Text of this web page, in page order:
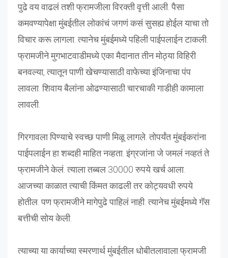
पुढे वय वाढलं तशी फ्रामजीला विरक्ती वृत्ती आली. पैसा
कमवण्यापेक्षा मुंबईतील लोकांचं जगणं कसं सुसह्य होईल याचा तो
विचार करू लागला. त्यानेच मुंबईमध्ये पहिली पाईपलाईन टाकली.
फ्रामजीने मुगभाटवाडीमध्ये एका मैदानात तीन मोठ्या विहिरी
बनवल्या, त्यातून पाणी खेचण्यासाठी वाफेच्या इंजिनाचा पंप
लावला. शिवाय बैलांना ओढण्यासाठी चारचाकी गाडीही कामाला
लावली.
गिरगावला पिण्याचे स्वच्छ पाणी मिळू लागले. तोपर्यंत मुंबईकरांना
पाईपलाईन हा शब्दही माहित नव्हता. इंग्रजांना जे जमलं नव्हतं ते
फ्रामजीने केलं. त्याला तब्बल 30000 रुपये खर्च आला.
आजच्या काळात त्याची किंमत काढली तर कोट्यवधी रुपये
होतील. पण फ्रामजीने मागेपुढे पाहिलं नाही. त्यानेच मुंबईमध्ये गॅस
बत्तीची सोय केली.
त्याच्यायाकार्याच्यास्मरणार्थमुंबईतीलधोबीतलावालाफ्रामजी